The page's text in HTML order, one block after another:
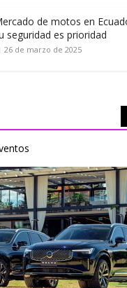
de motos en
seguridad es prioridad
26 de marzo de 2025